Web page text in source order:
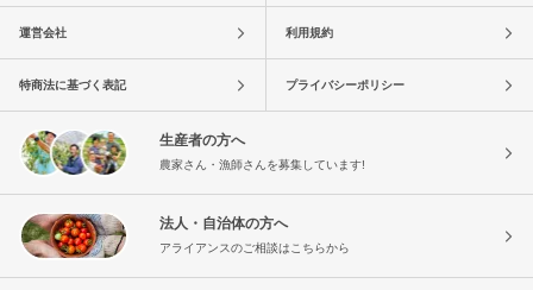
運営会社 利用規約
特商法に基づく表記 プライバシーポリシー
生産者の方へ
農家さん・漁師さんを募集しています!
法人・自治体の方へ
アライアンスのご相談はこちらから